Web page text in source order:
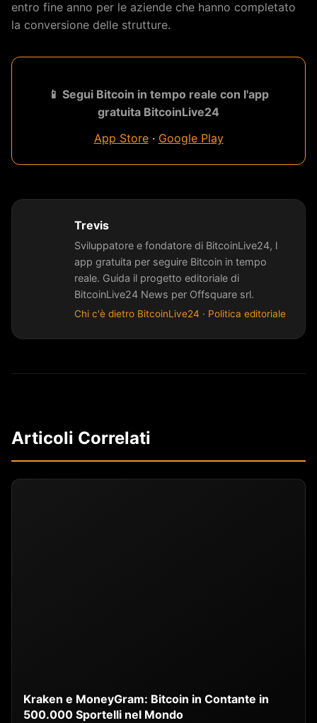
entro fine anno per le aziende che hanno completato
la conversione delle strutture.
📱 Segui Bitcoin in tempo reale con l'app
gratuita BitcoinLive24
App Store· Google Play
Trevis
Sviluppatore e fondatore di BitcoinLive24, l
app gratuita per seguire Bitcoin in tempo
reale. Guida il progetto editoriale di
BitcoinLive24 News per Offsquare srl.
Chi c'è dietro BitcoinLive24 · Politica editoriale
Articoli Correlati
Kraken e MoneyGram: Bitcoin in Contante in
500.000 Sportelli nel Mondo